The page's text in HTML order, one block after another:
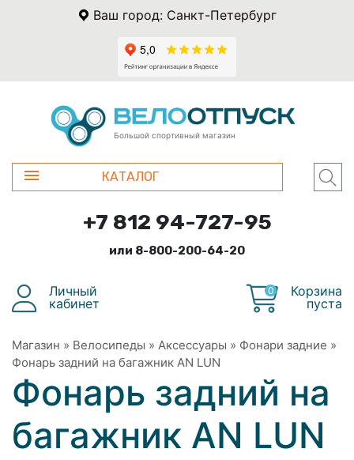
Ваш город: Санкт-Петербург
Большой спортивный магазин
КАТАЛОГ
+7 812 94-727-95
или 8-800-200-64-20
Личный
кабинет
0
Корзина
пуста
Магазин » Велосипеды » Аксессуары » Фонари задние »
Фонарь задний на багажник AN LUN
Фонарь задний на
багажник AN LUN